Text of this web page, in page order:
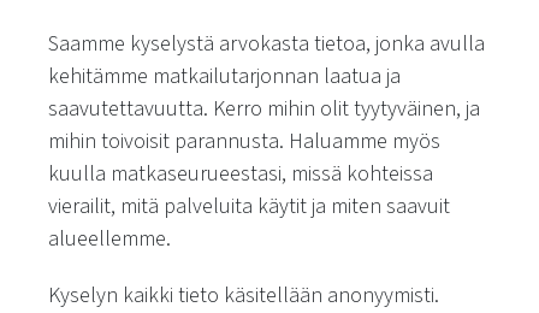
Saamme kyselystä arvokasta tietoa, jonka avulla
kehitämme matkailutarjonnan laatua ja
saavutettavuutta. Kerro mihin olit tyytyväinen, ja
mihin toivoisit parannusta. Haluamme myös
kuulla matkaseurueestasi, missä kohteissa
vierailit, mitä palveluita käytit ja miten saavuit
alueellemme.
Kyselyn kaikki tieto käsitellään anonyymisti.